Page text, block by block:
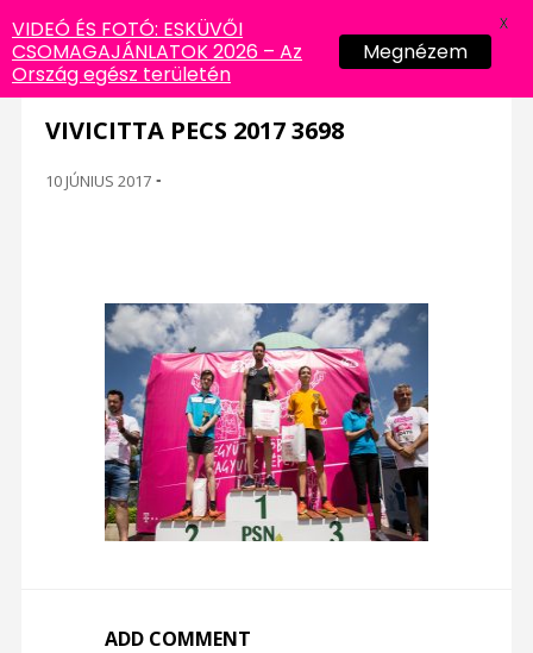
VIVICITTA PECS 2017 3698
10 JÚNIUS 2017 -
ADD COMMENT
VIDEÓ ÉS FOTÓ: ESKÜVŐI
CSOMAGAJÁNLATOK 2026 – Az
Ország egész területén
Megnézem
X